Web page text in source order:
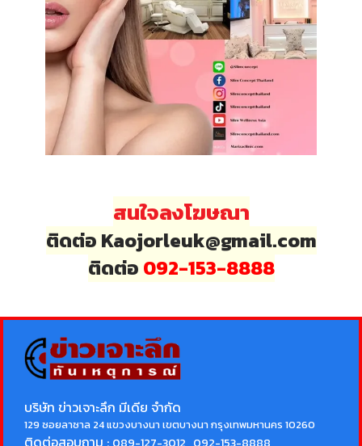
สนใจลงโฆษณา
ติดต่อ Kaojorleuk@gmail.com
ติดต่อ 092-153-8888
บริษัท ข่าวเจาะลึก มีเดีย จำกัด
129 ซอยลาซาล 24 แขวงบางนา เขตบางนา กรุงเทพมหานคร 10260
ติดต่อสอบถาม :